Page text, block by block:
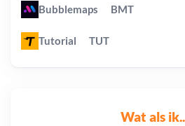
Wat als
Bubblemaps BMT
Tutorial TUT